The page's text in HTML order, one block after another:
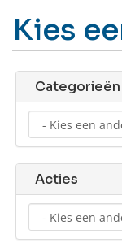
Kies
Categorieën
Acties